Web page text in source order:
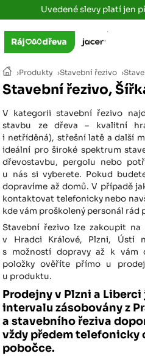
Uvedené slevy platí jen
›Produkty ›Stavební řezivo ›
Stavební řezivo,
V kategorii stavební řezivo
stavbu ze dřeva – kvalitní
i netříděná), střešní latě a další
ideální pro široké spektrum
dřevostavbu, pergolu nebo
u nás si vyberete. Pokud
dopravíme až domů. V případě
kontaktovat telefonicky nebo
kde vám proškolený personál rád
Stavební řezivo lze zakoupit
v Hradci Králové, Plzni, Ústí
s možností dopravy až k vám
položky ověříte přímo u
u produktu.
Prodejny v Plzni a
intervalu zásobovány z
a stavebního řeziva
vždy předem
pobočce.